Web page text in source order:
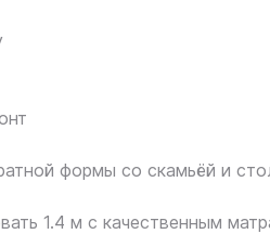
формы со скамьёй и
1.4 м с качественным